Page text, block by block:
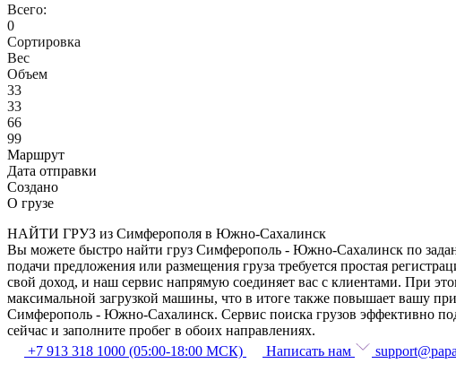
Всего:
0
Сортировка
Вес
Объем
33
33
66
99
Маршрут
Дата отправки
Создано
О грузе
НАЙТИ ГРУЗ из Симферополя в Южно-Сахалинск
Вы можете быстро найти груз Симферополь - Южно-Сахалинск по
подачи предложения или размещения груза требуется простая
свой доход, и наш сервис напрямую соединяет вас с клиентами. При
максимальной загрузкой машины, что в итоге также повышает вашу
Симферополь - Южно-Сахалинск. Сервис поиска грузов эффективно
сейчас и заполните пробег в обоих направлениях.
+7 913 318 1000 (05:00-18:00 МСК)
Написать нам